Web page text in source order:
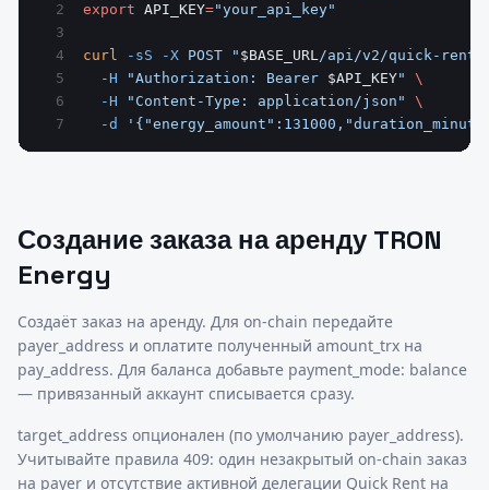
export API_KEY="your_api_key"
curl -sS -X POST " $BASE_URL/api/v2/quick-rent/
  -H
"Authorization: Bearer $API_KEY"
\
  -H
"Content-Type: application/json"
\
  -d
Создание заказа на аренду TRON
Energy
Создаёт заказ на аренду. Для on-chain передайте
payer_address и оплатите полученный amount_trx на
pay_address. Для баланса добавьте payment_mode: balance
— привязанный аккаунт списывается сразу.
target_address опционален (по умолчанию payer_address).
Учитывайте правила 409: один незакрытый on-chain заказ
на payer и отсутствие активной делегации Quick Rent на